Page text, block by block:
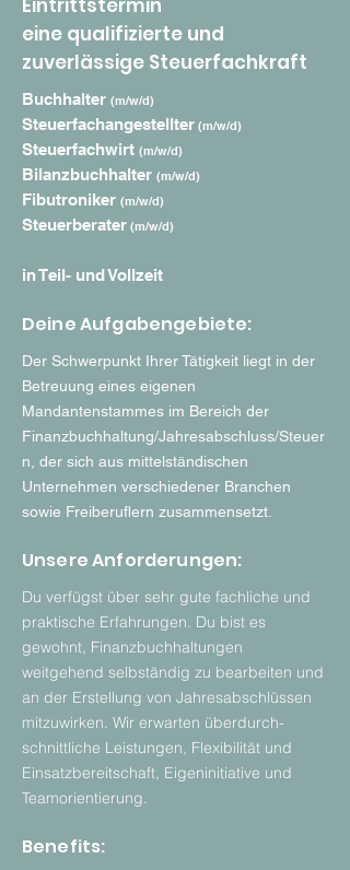
Eintrittstermin
eine qualifizierte und
zuverlässige Steuerfachkraft
Buchhalter (m/w/d)
Steuer­fachangestellter (m/w/d)
Steuerfachwirt (m/w/d)
Bilanzbuchhalter (m/w/d)
Fibutroniker (m/w/d)
Steuerberater (m/w/d)
in Teil- und Vollzeit
Deine Aufgabengebiete:
Der Schwerpunkt Ihrer Tätigkeit liegt in der
Betreuung eines eigenen
Mandantenstammes im Bereich der
Finanzbuchhaltung/Jahresabschluss/Steuer
n, der sich aus mittelständischen
Unternehmen verschiedener Branchen
sowie Freiberuflern zusammensetzt.
Unsere Anforderungen:
Du verfügst über sehr gute fachliche und
praktische Erfahrungen. Du bist es
gewohnt, Finanzbuchhaltungen
weitgehend selbständig zu bearbeiten und
an der Erstellung von Jahresabschlüssen
mitzuwirken. Wir erwarten über­durch­
schnitt­liche Leis­tungen, Flexibilität und
Einsatzbereitschaft, Eigeninitiative und
Teamorientierung.
Benefits: